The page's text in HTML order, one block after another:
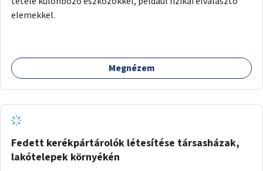
elemekkel.
Megnézem
Fedett kerékpártárolók létesítése társasházak,
lakótelepek környékén